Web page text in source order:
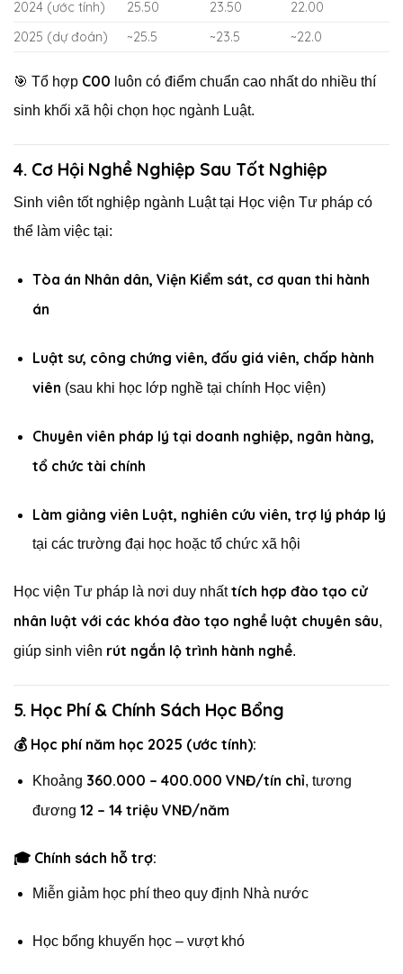
2024 (ước tính) 25.50 23.50
22.00
2025 (dự đoán)
~25.5 ~23.5 ~22.0
🎯 Tổ hợp C00 luôn có điểm chuẩn cao nhất do nhiều thí
sinh khối xã hội chọn học ngành Luật.
4. Cơ Hội Nghề Nghiệp Sau Tốt Nghiệp
Sinh viên tốt nghiệp ngành Luật tại Học viện Tư pháp có
thể làm việc tại:
Tòa án Nhân dân, Viện Kiểm sát, cơ quan thi hành
án
Luật sư, công chứng viên, đấu giá viên, chấp hành
viên (sau khi học lớp nghề tại chính Học viện)
Chuyên viên pháp lý tại doanh nghiệp, ngân hàng,
tổ chức tài chính
Làm giảng viên Luật, nghiên cứu viên, trợ lý pháp lý
tại các trường đại học hoặc tổ chức xã hội
Học viện Tư pháp là nơi duy nhấttích hợp đào tạo cử
nhân luật với các khóa đào tạo nghề luật chuyên sâu,
giúp sinh viên rút ngắn lộ trình hành nghề.
5. Học Phí & Chính Sách Học Bổng
💰 Học phí năm học 2025 (ước tính):
Khoảng 360.000 – 400.000 VNĐ/tín chỉ, tương
đương 12 – 14 triệu VNĐ/năm
🎓 Chính sách hỗ trợ:
Miễn giảm học phí theo quy định Nhà nước
Học bổng khuyến học – vượt khó